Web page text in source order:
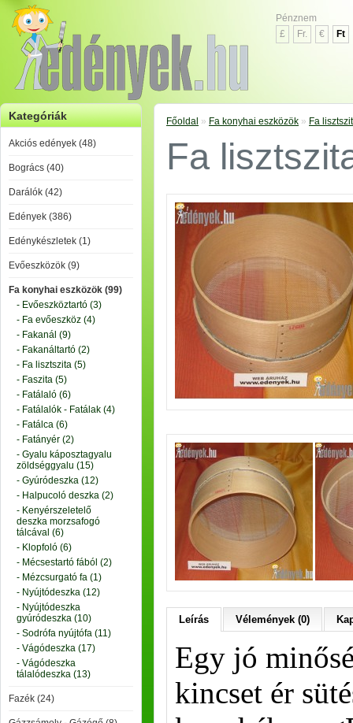
Pénznem
£
Fr. € Ft
Kategóriák
Akciós edények (48)
Bogrács (40)
Darálók (42)
Edények (386)
Edénykészletek (1)
Evőeszközök (9)
Fa konyhai eszközök (99)
- Evőeszköztartó (3)
- Fa evőeszköz (4)
- Fakanál (9)
- Fakanáltartó (2)
- Fa lisztszita (5)
- Faszita (5)
- Fatálaló (6)
- Fatálalók - Fatálak (4)
- Fatálca (6)
- Fatányér (2)
- Gyalu káposztagyalu
zöldséggyalu (15)
- Gyúródeszka (12)
- Halpucoló deszka (2)
- Kenyérszeletelő
deszka morzsafogó
tálcával (6)
- Klopfoló (6)
- Mécsestartó fából (2)
- Mézcsurgató fa (1)
- Nyújtódeszka (12)
- Nyújtódeszka
gyúródeszka (10)
- Sodrófa nyújtófa (11)
- Vágódeszka (17)
- Vágódeszka
tálalódeszka (13)
Fazék (24)
Főoldal » Fa konyhai eszközök » Fa
Fa
Leírás Vélemények (0)
Egy jó
kincset ér